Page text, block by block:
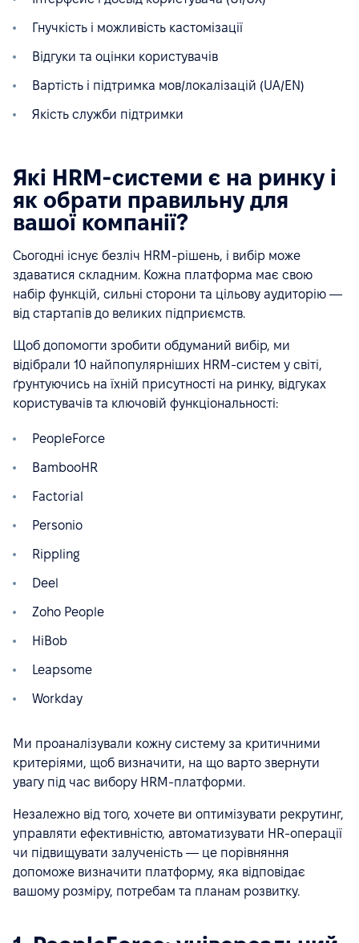
Гнучкість і можливість кастомізації
Відгуки та оцінки користувачів
Вартість і підтримка мов/локалізацій (UA/EN)
Якість служби підтримки
Які HRM-системи є на ринку і
як обрати правильну для
вашої компанії?
Сьогодні існує безліч HRM-рішень, і вибір може
здаватися складним. Кожна платформа має свою
набір функцій, сильні сторони та цільову аудиторію —
від стартапів до великих підприємств.
Щоб допомогти зробити обдуманий вибір, ми
відібрали 10 найпопулярніших HRM-систем у світі,
ґрунтуючись на їхній присутності на ринку, відгуках
користувачів та ключовій функціональності:
PeopleForce
BambooHR
Factorial
Personio
Rippling
Deel
Zoho People
HiBob
Leapsome
Workday
Ми проаналізували кожну систему за критичними
критеріями, щоб визначити, на що варто звернути
увагу під час вибору HRM-платформи.
Незалежно від того, хочете ви оптимізувати рекрутинг,
управляти ефективністю, автоматизувати HR-операції
чи підвищувати залученість — це порівняння
допоможе визначити платформу, яка відповідає
вашому розміру, потребам та планам розвитку.